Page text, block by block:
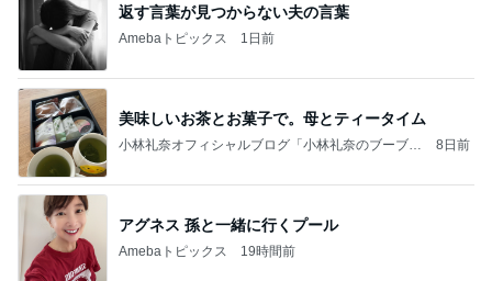
返す言葉が見つからない夫の言葉
Amebaトピックス 1日前
美味しいお茶とお菓子で。母とティータイム
小林礼奈オフィシャルブログ「小林礼奈のブーブー
8日前
アグネス 孫と一緒に行くプール
Amebaトピックス 19時間前